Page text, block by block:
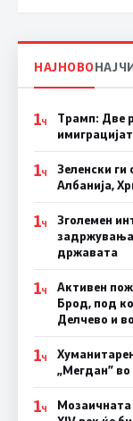
НАЈНОВО
1Ч
Трамп: Две
1Ч
Зеленски
Албанија,
1Ч
Зголемен
задржувања
државата
1Ч
Активен
Брод, под
Делчево и
1Ч
„Мегдан”
1Ч
Мозаичната